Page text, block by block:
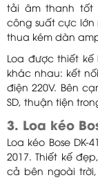
tải âm thanh tốt
công suất cực
thua kém dàn
Loa được thiết
khác nhau: kết
điện 220V. Bên
SD, thuận tiện
3. Loa kéo
Loa kéo Bose
2017. Thiết kế
cả bên ngoài